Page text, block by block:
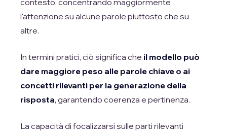
l'attenzione su alcune parole piuttosto che su
altre.
In termini pratici, ciò significa che il modello può
dare maggiore peso alle parole chiave o ai
concetti rilevanti per la generazione della
risposta, garantendo coerenza e pertinenza.
La capacità di focalizzarsi sulle parti rilevanti